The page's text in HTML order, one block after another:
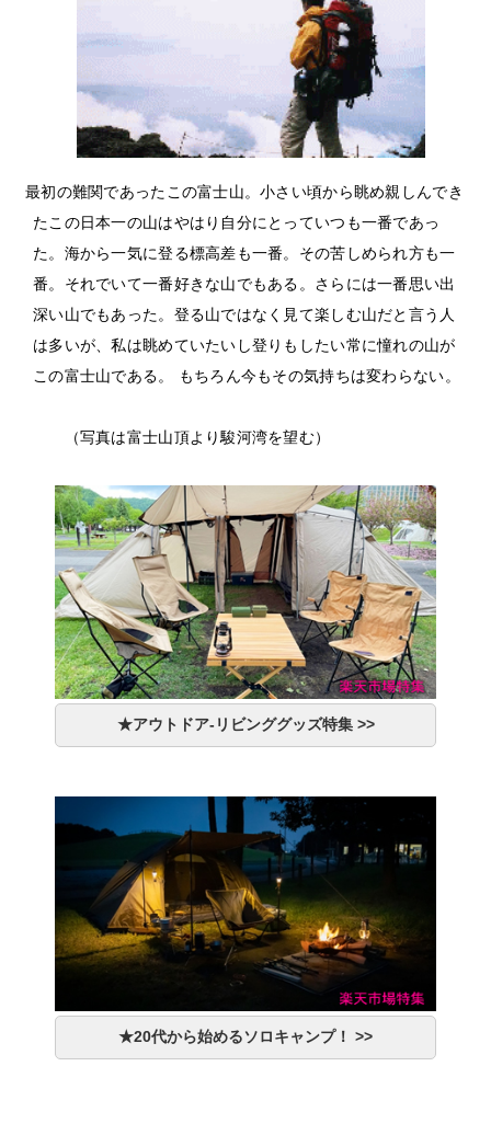
最初の難関であったこの富士山。小さい頃から眺め親しんでき
たこの日本一の山はやはり自分にとっていつも一番であっ
た。海から一気に登る標高差も一番。その苦しめられ方も一
番。それでいて一番好きな山でもある。さらには一番思い出
深い山でもあった。登る山ではなく見て楽しむ山だと言う人
は多いが、私は眺めていたいし登りもしたい常に憧れの山が
この富士山である。 もちろん今もその気持ちは変わらない。
（写真は富士山頂より駿河湾を望む）
★アウトドア-リビンググッズ特集 >>
★20代から始めるソロキャンプ！ >>